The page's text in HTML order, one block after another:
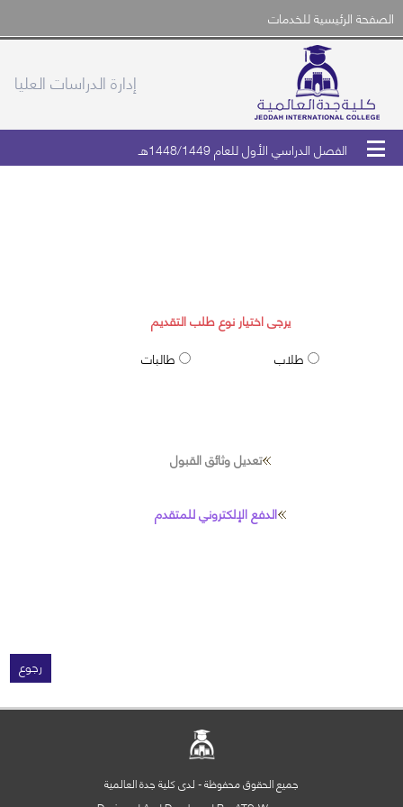
الصفحة الرئيسية للخدمات
إدارة الدراسات العليا
الفصل الدراسي الأول للعام 1448/1449هـ
يرجى اختيار نوع طلب التقديم
طلاب
طالبات
تعديل وثائق القبول
الدفع الإلكتروني للمتقدم
رجوع
جميع الحقوق محفوظة - لدى كلية جدة العالمية